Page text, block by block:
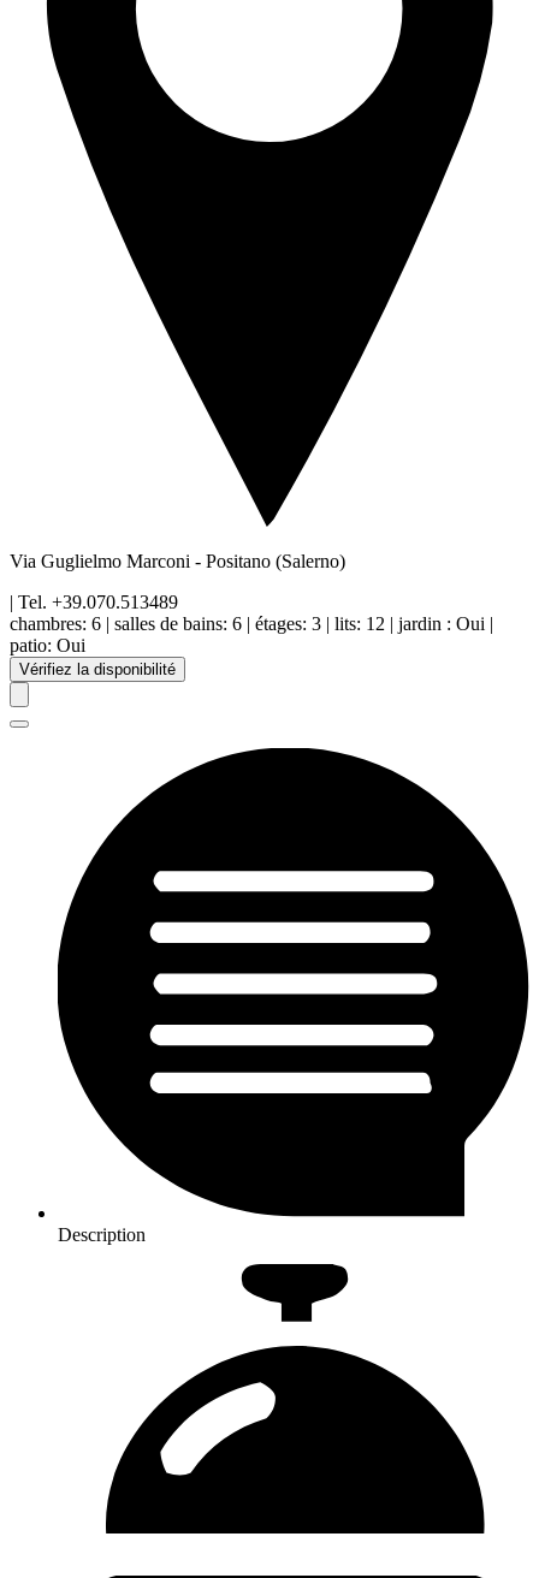
Via Guglielmo Marconi - Positano (Salerno)
| Tel. +39.070.513489
chambres: 6 | salles de bains: 6 | étages: 3 | lits: 12 | jardin : Oui |
patio: Oui
Vérifiez la disponibilité
Description